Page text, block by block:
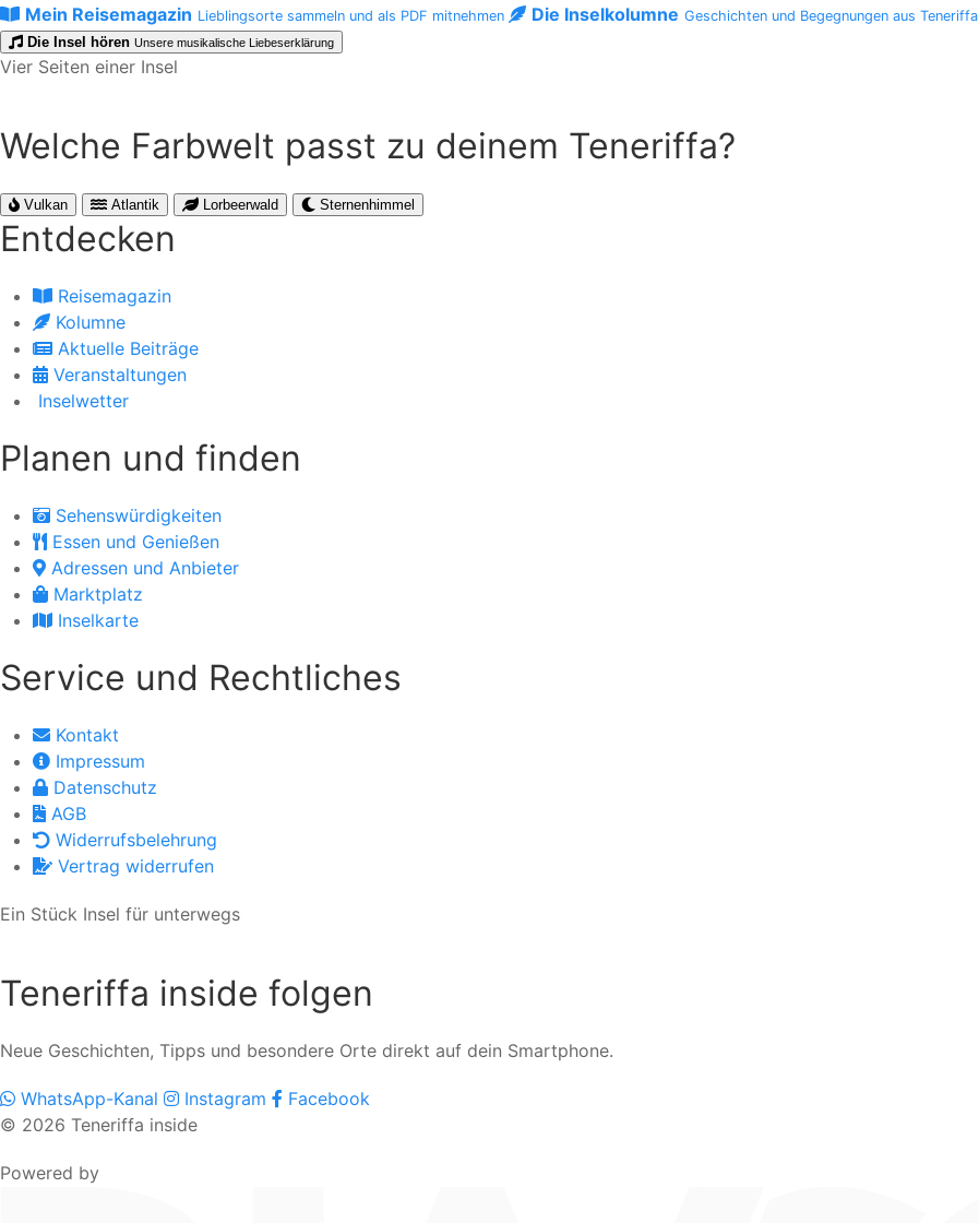
Mein Reisemagazin Lieblingsorte sammeln und als PDF mitnehmen Die Inselkolumne Geschichten und Begegnungen aus Teneriffa
Die Insel hören Unsere musikalische Liebeserklärung
Vier Seiten einer Insel
Welche Farbwelt passt zu deinem Teneriffa?
Vulkan Atlantik Lorbeerwald Sternenhimmel
Entdecken
Reisemagazin
Kolumne
Aktuelle Beiträge
Veranstaltungen
Inselwetter
Planen und finden
Sehenswürdigkeiten
Essen und Genießen
Adressen und Anbieter
Marktplatz
Inselkarte
Service und Rechtliches
Kontakt
Impressum
Datenschutz
AGB
Widerrufsbelehrung
Vertrag widerrufen
Ein Stück Insel für unterwegs
Teneriffa inside folgen
Neue Geschichten, Tipps und besondere Orte direkt auf dein Smartphone.
WhatsApp-Kanal Instagram
Facebook
© 2026 Teneriffa inside
Powered by